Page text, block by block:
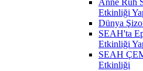
Etkinliği
Dünya
SEAH'ta
Etkinliği
SEAH
Etkinliği